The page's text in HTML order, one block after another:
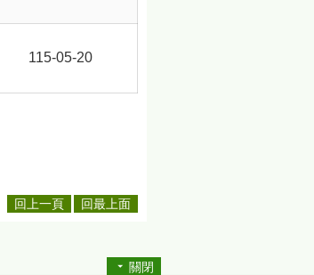
115-05-20
回上一頁 回最上面
關閉